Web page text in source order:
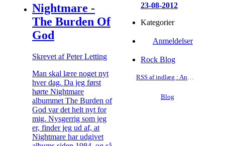
Nightmare -
The Burden Of
God
Skrevet af Peter Letting
Man skal lære noget nyt
hver dag. Da jeg først
hørte Nightmare
albummet The Burden of
God var det helt nyt for
mig. Nysgerrig som jeg
er, finder jeg ud af, at
Nightmare har udgivet
23-08-2012
Kategorier
Anmeldelser
Rock Blog
RSS af indlæg : Anmeldelser
Blog